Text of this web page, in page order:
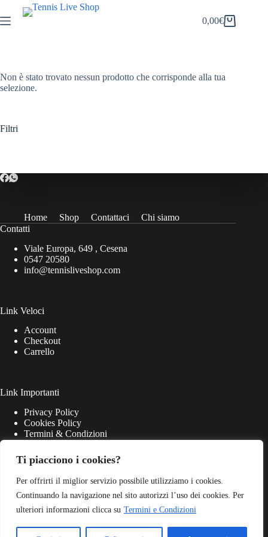
Ti piacciono i cookies?
Per offrirti il miglior servizio possibile utilizziamo i cookies.
Continuando la navigazione nel sito autorizzi l’uso dei cookies. Per
ulteriori informazioni clicca su Termini e Condizioni
al
contenuto
Carrello
0,00€
Non è stato trovato nessun prodotto che corrisponde alla tua
selezione.
Filtri
Home Shop Contattaci
Chi siamo
Contatti
Viale Europa, 649 , Cesena
0547 20580
info@tennisliveshop.com
Link Veloci
Account
Checkout
Carrello
Link Importanti
Privacy Policy
Cookies Policy
Termini & Condizioni